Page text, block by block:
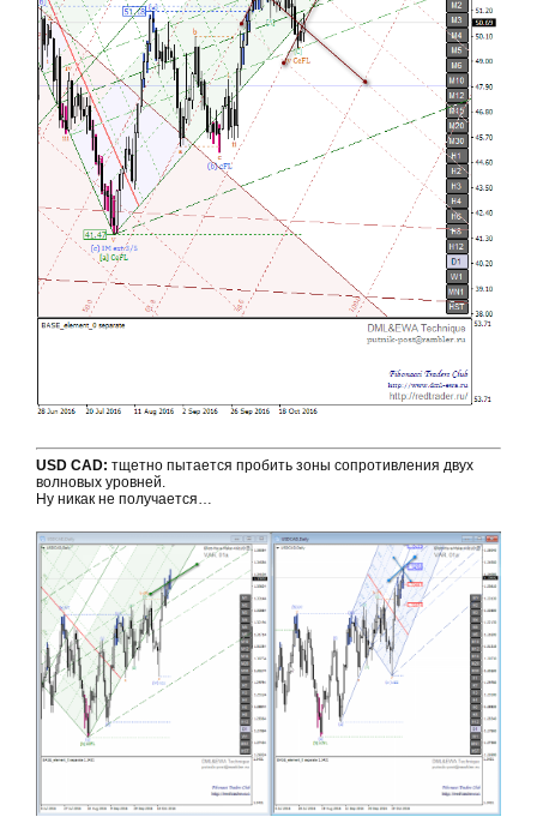
USD CAD: тщетно пытается пробить зоны сопротивления двух
волновых уровней.
Ну никак не получается…